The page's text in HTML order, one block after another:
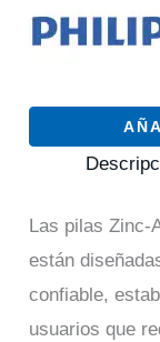
Las pilas Zinc-
están
confiable,
usuarios que